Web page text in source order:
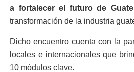
a fortalecer el futuro de
transformación de la industria
Dicho encuentro cuenta con la
locales e internacionales que
10 módulos clave.